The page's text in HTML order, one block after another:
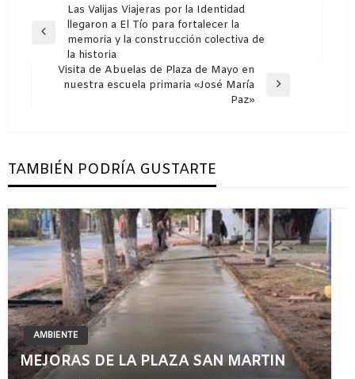
Navegación
de
entradas
Entrada
anterior
Las Valijas Viajeras por la Identidad
llegaron a El Tío para fortalecer la
memoria y la construcción colectiva de
la historia
Entrada
Visita de Abuelas de Plaza de Mayo en
nuestra escuela primaria «José María
Paz»
TAMBIÉN PODRÍA GUSTARTE
AMBIENTE
MEJORAS DE LA PLAZA SAN MARTIN